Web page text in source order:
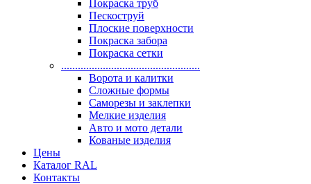
Покраска труб
Пескоструй
Плоские поверхности
Покраска забора
Покраска сетки
..................................................
Ворота и калитки
Сложные формы
Саморезы и заклепки
Мелкие изделия
Авто и мото детали
Кованые изделия
Цены
Каталог RAL
Контакты